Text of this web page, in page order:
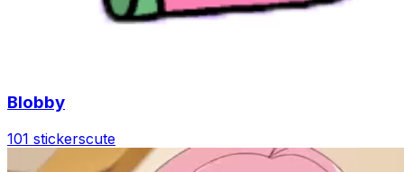
Blobby
101 stickerscute